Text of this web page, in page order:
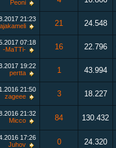
Peoni
21:23
21 24.548
07:18
-MaTTi-
16 22.796
19:22
pertta
1 43.994
21:50
zageee
3 18.227
21:32
Micco
84 130.432
17:26
Juhov
0 24.320